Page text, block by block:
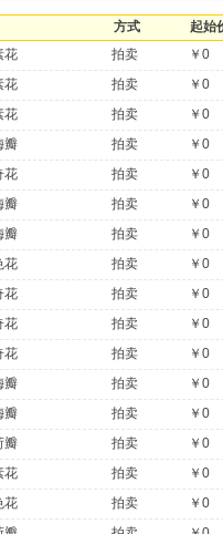
方式 起始
花 拍卖 ￥0
花 拍卖 ￥0
花 拍卖 ￥0
瓣 拍卖 ￥0
花 拍卖 ￥0
瓣 拍卖 ￥0
瓣 拍卖 ￥0
花 拍卖 ￥0
花 拍卖 ￥0
花 拍卖 ￥0
花 拍卖 ￥0
瓣 拍卖 ￥0
瓣 拍卖 ￥0
瓣 拍卖 ￥0
花 拍卖 ￥0
花 拍卖 ￥0